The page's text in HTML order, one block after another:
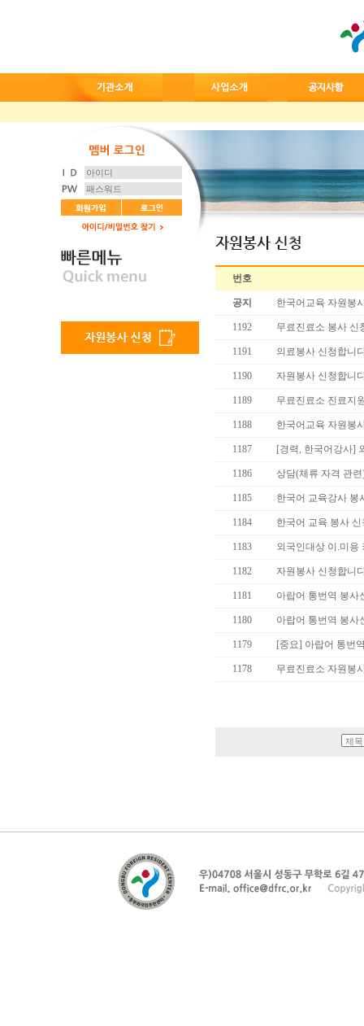
번호
공지 한국어교육 자원봉
1192 무료진료소 봉사 신
1191 의료봉사 신청합니
1190 자원봉사 신청합니
1189 무료진료소 진료지
1188 한국어교육 자원봉
1187 [경력, 한국어강사]
1186 상담(체류 자격 관
1185 한국어 교육강사 봉
1184 한국어 교육 봉사
1183 외국인대상 이.미용
1182 자원봉사 신청합니
1181 아랍어 통번역 봉사
1180 아랍어 통번역 봉사
1179 [중요] 아랍어 통번
1178 무료진료소 자원봉